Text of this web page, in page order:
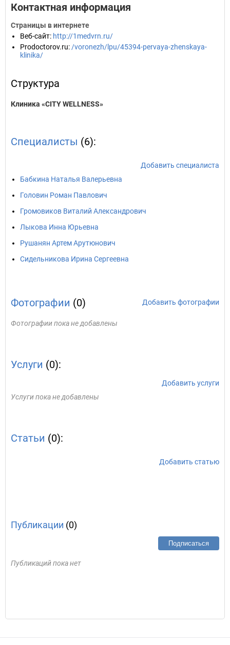
Контактная информация
Страницы в интернете
Веб-сайт: http://1medvrn.ru/
Prodoctorov.ru: /voronezh/lpu/45394-pervaya-zhenskaya-
klinika/
Структура
Клиника «CITY WELLNESS»
Специалисты (6):
Добавить специалиста
Бабкина Наталья Валерьевна
Головин Роман Павлович
Громовиков Виталий Александрович
Лыкова Инна Юрьевна
Рушанян Артем Арутюнович
Сидельникова Ирина Сергеевна
Фотографии (0) Добавить фотографии
Фотографии пока не добавлены
Услуги (0):
Добавить услуги
Услуги пока не добавлены
Статьи (0):
Добавить статью
Публикации (0)
Подписаться
Публикаций пока нет